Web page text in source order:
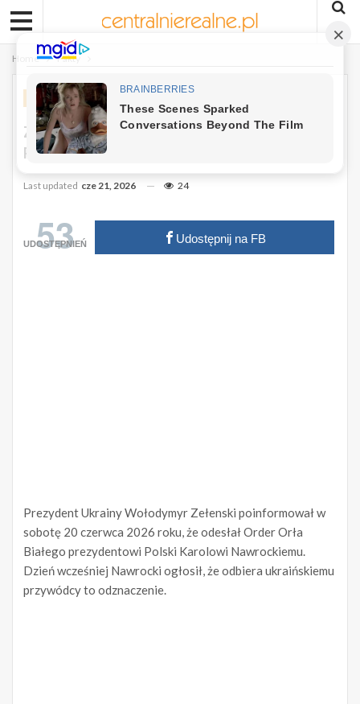
Home Fakty
FAKTY
Zełenski Odesłał Order Orła Białego
Prezydentowi Nawrockiemu
Last updated cze 21, 2026 24
53
UDOSTĘPNIEŃ Udostępnij na FB
Prezydent Ukrainy Wołodymyr Zełenski poinformował w
sobotę 20 czerwca 2026 roku, że odesłał Order Orła
Białego prezydentowi Polski Karolowi Nawrockiemu.
Dzień wcześniej Nawrocki ogłosił, że odbiera ukraińskiemu
przywódcy to odznaczenie.